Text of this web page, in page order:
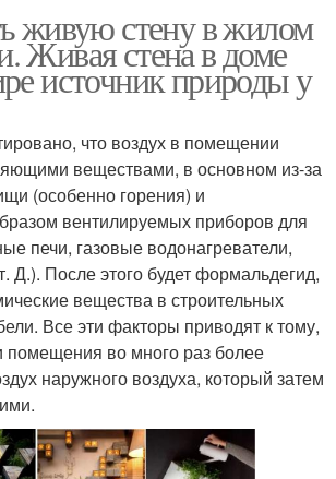
живую стену в жилом
Живая стена в доме
источник природы у
что воздух в помещении
веществами, в основном из-за
(особенно горения) и
вентилируемых приборов для
печи, газовые водонагреватели,
Д.). После этого будет формальдегид,
вещества в строительных
Все эти факторы приводят к тому,
помещения во много раз более
наружного воздуха, который затем